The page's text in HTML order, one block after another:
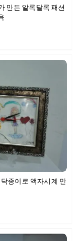
만든 알록달록 패션
종이로 액자시계 만